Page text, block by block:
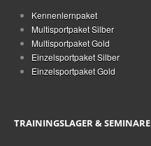
Kennenlernpaket
Multisportpaket Silber
Multisportpaket Gold
Einzelsportpaket Silber
Einzelsportpaket Gold
TRAININGSLAGER & SEMINARE